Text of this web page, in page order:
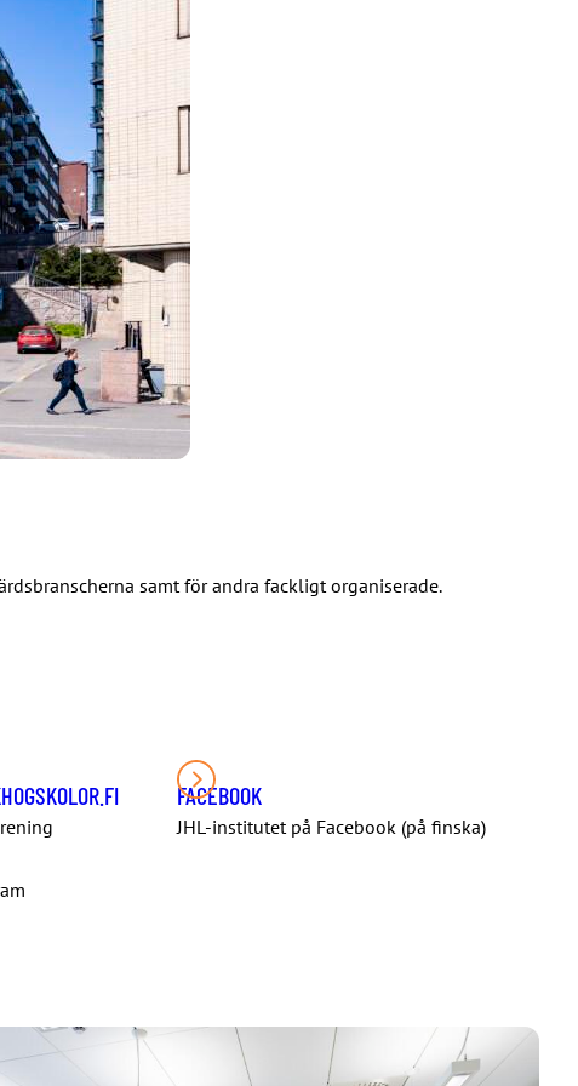
samt för andra fackligt organiserade.
FACEBOOK
JHL-institutet på Facebook (på finska)